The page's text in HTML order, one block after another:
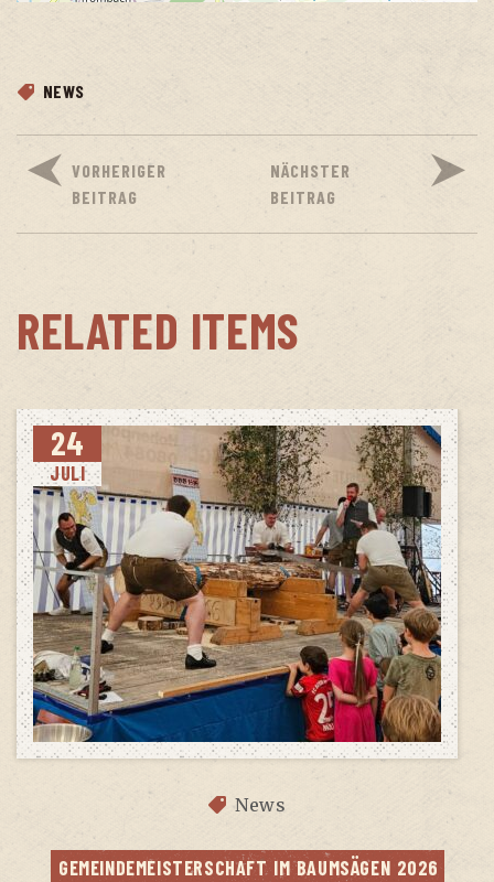
NEWS
VORHERIGER
BEITRAG
NÄCHSTER
BEITRAG
RELATED ITEMS
24
JULI
News
GEMEIN­DE­MEIS­TER­SCHAFT IM BAUM­SÄ­GEN 2026